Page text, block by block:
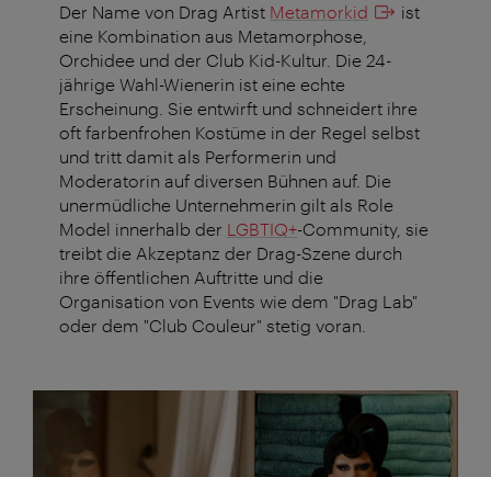
Der Name von Drag Artist Metamorkid
ist
eine Kombination aus Metamorphose,
Orchidee und der Club Kid-Kultur. Die 24-
jährige Wahl-Wienerin ist eine echte
Erscheinung. Sie entwirft und schneidert ihre
oft farbenfrohen Kostüme in der Regel selbst
und tritt damit als Performerin und
Moderatorin auf diversen Bühnen auf. Die
unermüdliche Unternehmerin gilt als Role
Model innerhalb der LGBTIQ+-Community, sie
treibt die Akzeptanz der Drag-Szene durch
ihre öffentlichen Auftritte und die
Organisation von Events wie dem "Drag Lab"
oder dem "Club Couleur" stetig voran.